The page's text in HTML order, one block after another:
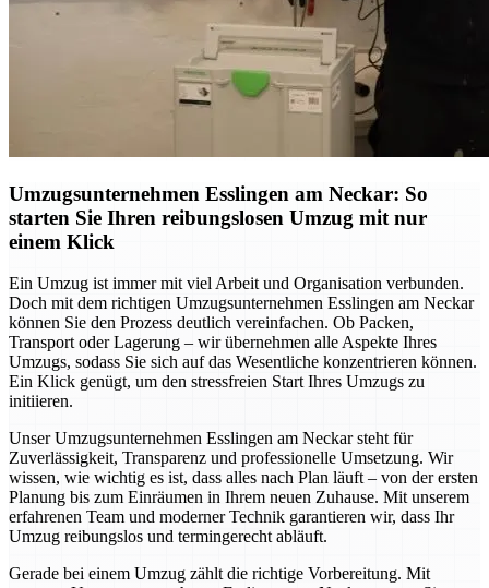
Umzugsunternehmen Esslingen am Neckar: So
starten Sie Ihren reibungslosen Umzug mit nur
einem Klick
Ein Umzug ist immer mit viel Arbeit und Organisation verbunden.
Doch mit dem richtigen Umzugsunternehmen Esslingen am Neckar
können Sie den Prozess deutlich vereinfachen. Ob Packen,
Transport oder Lagerung – wir übernehmen alle Aspekte Ihres
Umzugs, sodass Sie sich auf das Wesentliche konzentrieren können.
Ein Klick genügt, um den stressfreien Start Ihres Umzugs zu
initiieren.
Unser Umzugsunternehmen Esslingen am Neckar steht für
Zuverlässigkeit, Transparenz und professionelle Umsetzung. Wir
wissen, wie wichtig es ist, dass alles nach Plan läuft – von der ersten
Planung bis zum Einräumen in Ihrem neuen Zuhause. Mit unserem
erfahrenen Team und moderner Technik garantieren wir, dass Ihr
Umzug reibungslos und termingerecht abläuft.
Gerade bei einem Umzug zählt die richtige Vorbereitung. Mit